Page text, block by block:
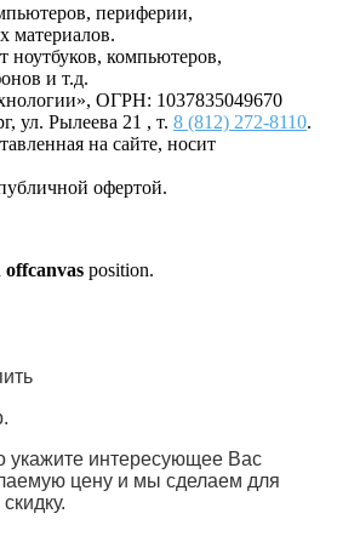
периферии,
материалов.
компьютеров,
и т.д.
, ОГРН: 1037835049670
, ул. Рылеева 21 , т. 8 (812) 272-8110.
на сайте, носит
офертой.
offcanvas position.
укажите интересующее Вас
цену и мы сделаем для